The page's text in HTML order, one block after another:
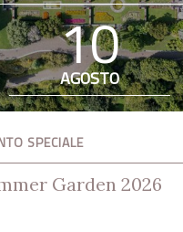
10
AGOSTO
SPECIALE
Garden 2026